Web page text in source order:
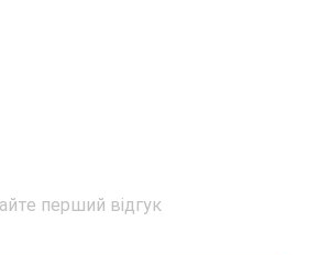
перший відгук